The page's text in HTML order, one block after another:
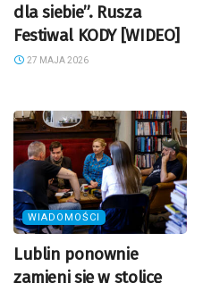
dla siebie”. Rusza
Festiwal KODY [WIDEO]
27 MAJA 2026
WIADOMOŚCI
Lublin ponownie
zamieni się w stolicę